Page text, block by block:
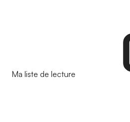
Ma liste de lecture